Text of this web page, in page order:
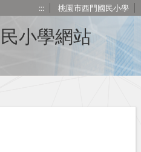
::: 桃園市西門國民小學